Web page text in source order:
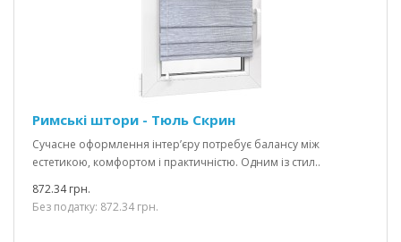
Римські штори - Тюль Скрин
Сучасне оформлення інтер’єру потребує балансу між
естетикою, комфортом і практичністю. Одним із стил..
872.34 грн.
Без податку: 872.34 грн.